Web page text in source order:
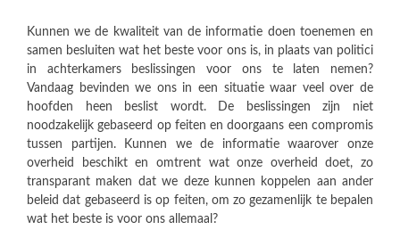
Kunnen we de kwaliteit van de informatie doen toenemen en
samen besluiten wat het beste voor ons is, in plaats van politici
in achterkamers beslissingen voor ons te laten nemen?
Vandaag bevinden we ons in een situatie waar veel over de
hoofden heen beslist wordt. De beslissingen zijn niet
noodzakelijk gebaseerd op feiten en doorgaans een compromis
tussen partijen. Kunnen we de informatie waarover onze
overheid beschikt en omtrent wat onze overheid doet, zo
transparant maken dat we deze kunnen koppelen aan ander
beleid dat gebaseerd is op feiten, om zo gezamenlijk te bepalen
wat het beste is voor ons allemaal?